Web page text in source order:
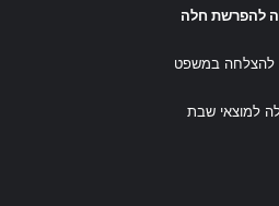
ראש
צמיחה עסקית,
עבודה פורייה
להפרשת חלה
להצלחה במשפט
למוצאי שבת